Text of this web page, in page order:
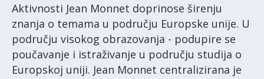
Aktivnosti Jean Monnet doprinose širenju
znanja o temama u području Europske unije. U
području visokog obrazovanja - podupire se
poučavanje i istraživanje u području studija o
Europskoj uniji. Jean Monnet centralizirana je